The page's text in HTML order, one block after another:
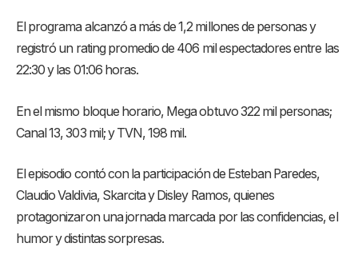
El programa alcanzó a más de 1,2 millones de personas y
registró un rating promedio de 406 mil espectadores entre las
22:30 y las 01:06 horas.
En el mismo bloque horario, Mega obtuvo 322 mil personas;
Canal 13, 303 mil; y TVN, 198 mil.
El episodio contó con la participación de Esteban Paredes,
Claudio Valdivia, Skarcita y Disley Ramos, quienes
protagonizaron una jornada marcada por las confidencias, el
humor y distintas sorpresas.